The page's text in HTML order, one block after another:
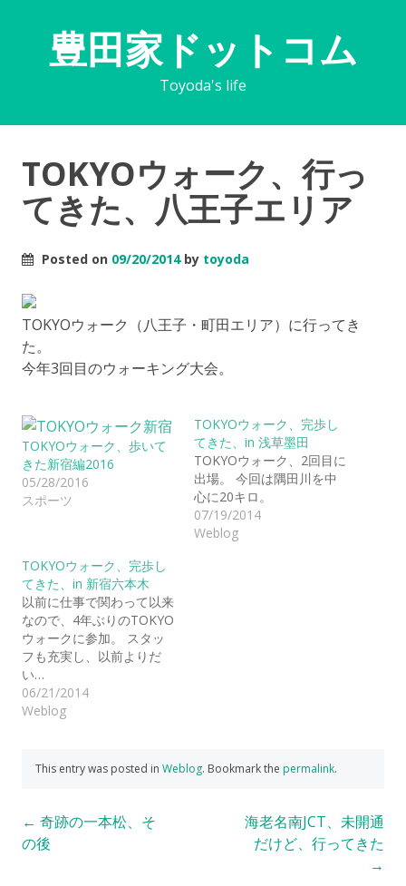
豊田家ドットコム
Toyoda's life
TOKYOウォーク、行っ
てきた、八王子エリア
Posted on 09/20/2014by toyoda
TOKYOウォーク（八王子・町田エリア）に行ってき
た。
今年3回目のウォーキング大会。
TOKYOウォーク、歩いて
きた新宿編2016
05/28/2016
スポーツ
TOKYOウォーク、完歩し
てきた、in 浅草墨田
TOKYOウォーク、2回目に
出場。 今回は隅田川を中
心に20キロ。
07/19/2014
Weblog
TOKYOウォーク、完歩し
てきた、in 新宿六本木
以前に仕事で関わって以来
なので、4年ぶりのTOKYO
ウォークに参加。 スタッ
フも充実し、以前よりだ
い…
06/21/2014
Weblog
This entry was posted in Weblog. Bookmark the permalink.
Post
navigation
← 奇跡の一本松、そ
の後
海老名南JCT、未開通
だけど、行ってきた
→